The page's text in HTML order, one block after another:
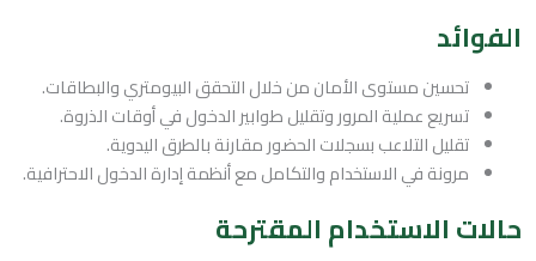
الفوائد
تحسين مستوى الأمان من خلال التحقق البيومتري والبطاقات.
تسريع عملية المرور وتقليل طوابير الدخول في أوقات الذروة.
تقليل التلاعب بسجلات الحضور مقارنة بالطرق اليدوية.
مرونة في الاستخدام والتكامل مع أنظمة إدارة الدخول الاحترافية.
حالات الاستخدام المقترحة